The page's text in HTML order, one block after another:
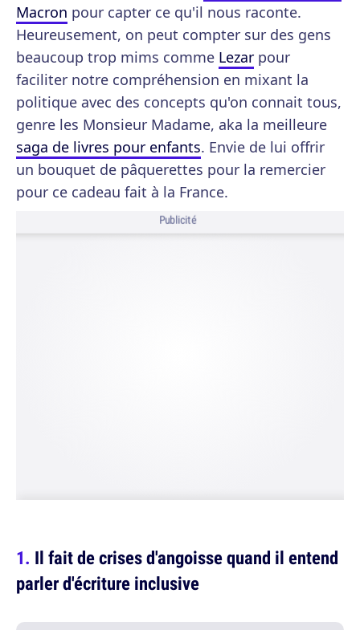
Macron pour capter ce qu'il nous raconte.
Heureusement, on peut compter sur des gens
beaucoup trop mims comme Lezar pour
faciliter notre compréhension en mixant la
politique avec des concepts qu'on connait tous,
genre les Monsieur Madame, aka la meilleure
saga de livres pour enfants. Envie de lui offrir
un bouquet de pâquerettes pour la remercier
pour ce cadeau fait à la France.
Publicité
Il fait de crises d'angoisse quand il entend
parler d'écriture inclusive